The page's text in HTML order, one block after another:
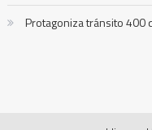
Protagoniza tránsito 400